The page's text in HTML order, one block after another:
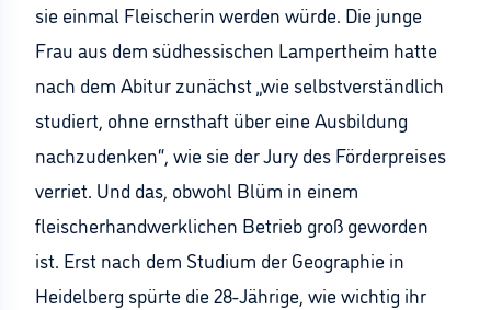
sie einmal Fleischerin werden würde. Die junge
Frau aus dem südhessischen Lampertheim hatte
nach dem Abitur zunächst „wie selbstverständlich
studiert, ohne ernsthaft über eine Ausbildung
nachzudenken“, wie sie der Jury des Förderpreises
verriet. Und das, obwohl Blüm in einem
fleischerhandwerklichen Betrieb groß geworden
ist. Erst nach dem Studium der Geographie in
Heidelberg spürte die 28-Jährige, wie wichtig ihr